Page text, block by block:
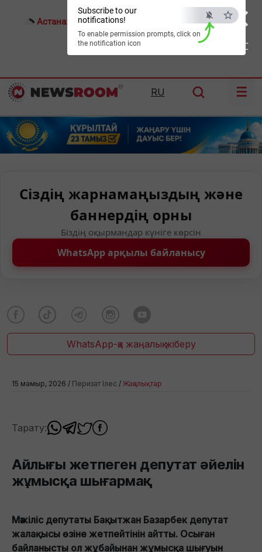
×
ESC
Subscribe to our
notifications!
To enable permission prompts, click on
the notification icon
Астана: 25°C Алматы: Шымкент:36°C
RU ☰
Сіздің жарнамаңыздың және
баннердің орны
Біздің оқырмандар күніге көрсін
WhatsApp арқылы байланысу
WhatsApp-қа жаңалық жіберу
15 мамыр, 2026 / Перизат Ілес / Жаңалықтар
Тарату:
Айлығы жетпеген депутат әйелін
жұмысқа шығармақ
Мәжіліс депутаты Бақытжан Базарбек депутат
жалақысы өзіне жетпейтінін айтты. Осыған
байланысты ол жұбайынан жұмысқа шығуын